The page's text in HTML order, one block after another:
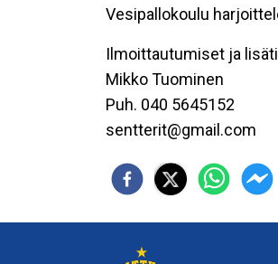
Vesipallokoulu
Ilmoittautumiset ja
Mikko Tuominen
Puh. 040 5645152
sentterit@gmail.com